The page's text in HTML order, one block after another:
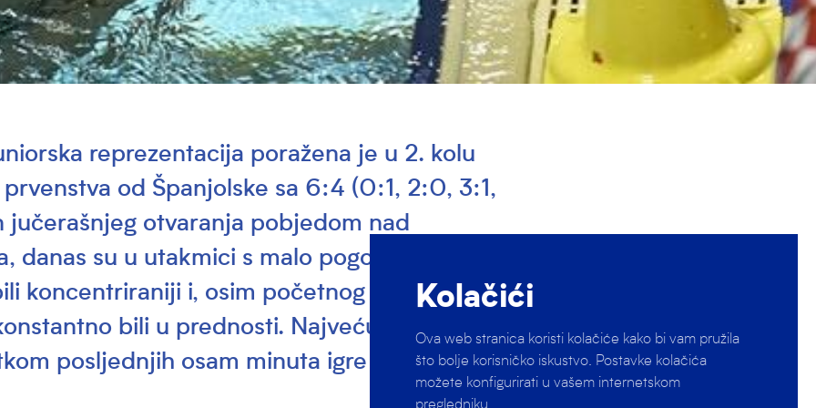
reprezentacija poražena je u 2. kolu
prvenstva od Španjolske sa 6:4 (0:1, 2:0, 3:1,
jučerašnjeg otvaranja pobjedom nad
danas su u utakmici s malo pogodaka
koncentriraniji i, osim početnog vodstva
bili u prednosti. Najveću su prednost
posljednjih osam minuta igre (6:2), da bi…
Kolačići
Ova web stranica koristi kolačiće kako bi vam pružila
što bolje korisničko iskustvo. Postavke kolačića
možete konfigurirati u vašem internetskom